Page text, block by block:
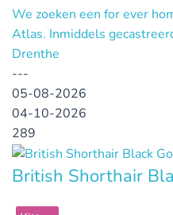
We zoeken een for ever
Atlas. Inmiddels
Drenthe
---
05-08-2026
04-10-2026
289
British Shorthair